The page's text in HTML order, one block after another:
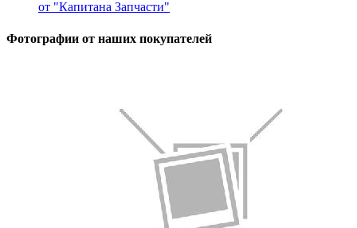
от "Капитана Запчасти"
Фотографии от наших покупателей